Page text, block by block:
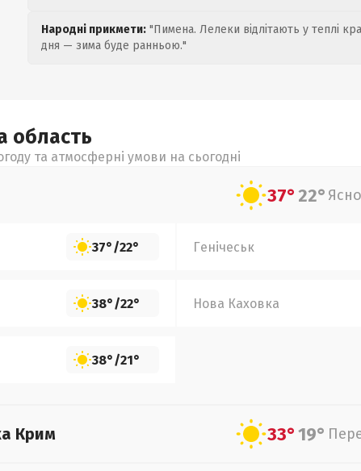
Народні прикмети: "Пимена. Лелеки відлітають у теплі
дня — зима буде ранньою."
область
та атмосферні умови на сьогодні
37°22° Ясно
37°/22° Генічеськ
38°/22° Нова Каховка
38°/21°
Крим 33°19°